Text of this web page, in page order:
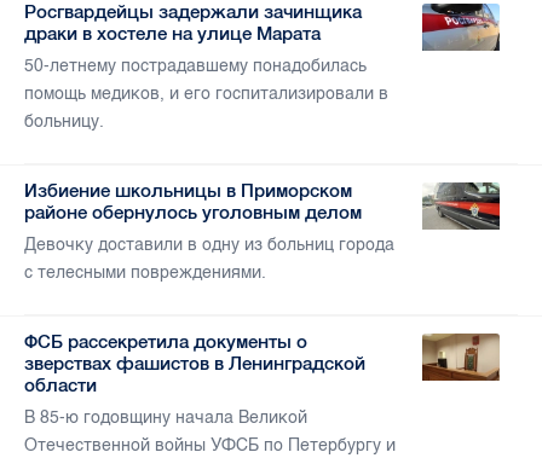
Росгвардейцы задержали зачинщика
драки в хостеле на улице Марата
50-летнему пострадавшему понадобилась
помощь медиков, и его госпитализировали в
больницу.
Избиение школьницы в Приморском
районе обернулось уголовным делом
Девочку доставили в одну из больниц города
с телесными повреждениями.
ФСБ рассекретила документы о
зверствах фашистов в Ленинградской
области
В 85-ю годовщину начала Великой
Отечественной войны УФСБ по Петербургу и